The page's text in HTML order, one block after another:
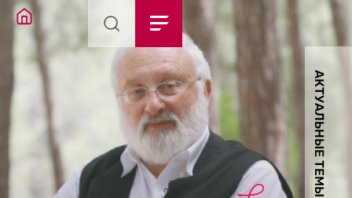
АКТУАЛЬНЫЕ ТЕМЫ